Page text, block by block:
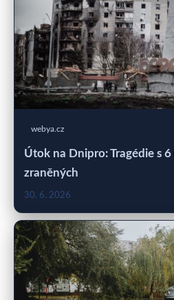
webya.cz
Útok na Dnipro: Tragédie s
zraněných
30. 6. 2026